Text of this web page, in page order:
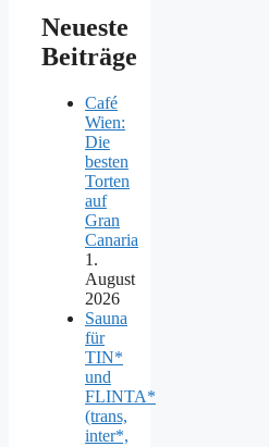
Neueste
Beiträge
Café
Wien:
Die
besten
Torten
auf
Gran
Canaria
1.
August
2026
Sauna
für
TIN*
und
FLINTA*
(trans,
inter*,